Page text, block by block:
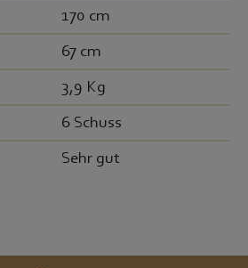
170 cm
67 cm
3,9 Kg
6 Schuss
Sehr gut